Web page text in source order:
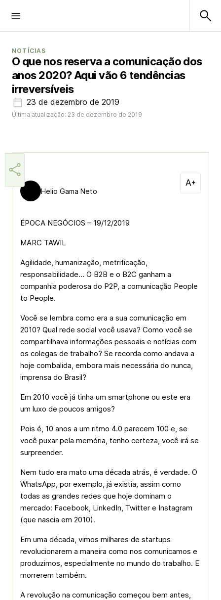
NOTÍCIAS
O que nos reserva a comunicação dos
anos 2020? Aqui vão 6 tendências
irreversíveis
23 de dezembro de 2019
Última atualização: 23 de dezembro de 2019
Helio Gama Neto
ÉPOCA NEGÓCIOS – 19/12/2019
MARC TAWIL
Agilidade, humanização, metrificação,
responsabilidade… O B2B e o B2C ganham a
companhia poderosa do P2P, a comunicação People
to People.
Você se lembra como era a sua comunicação em
2010? Qual rede social você usava? Como você se
compartilhava informações pessoais e notícias com
os colegas de trabalho? Se recorda como andava a
hoje combalida, embora mais necessária do nunca,
imprensa do Brasil?
Em 2010 você já tinha um smartphone ou este era
um luxo de poucos amigos?
Pois é, 10 anos a um ritmo 4.0 parecem 100 e, se
você puxar pela memória, tenho certeza, você irá se
surpreender.
Nem tudo era mato uma década atrás, é verdade. O
WhatsApp, por exemplo, já existia, assim como
todas as grandes redes que hoje dominam o
mercado: Facebook, LinkedIn, Twitter e Instagram
(que nascia em 2010).
Em uma década, vimos milhares de startups
revolucionarem a maneira como nos comunicamos e
produzimos, especialmente no mundo do trabalho. E
morrerem também.
A revolução na comunicação começou bem antes,